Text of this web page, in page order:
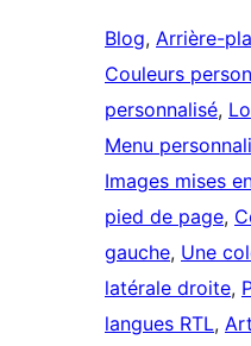
Blog, Arrière-
Couleurs
personnalisé,
Menu
Images mises
pied de page,
gauche, Une
latérale droite,
langues RTL,